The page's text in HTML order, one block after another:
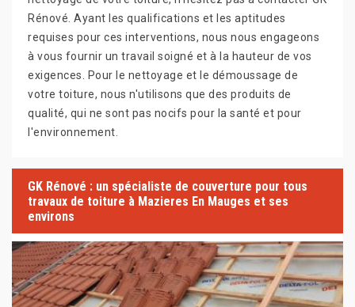
Rénové. Ayant les qualifications et les aptitudes
requises pour ces interventions, nous nous engageons
à vous fournir un travail soigné et à la hauteur de vos
exigences. Pour le nettoyage et le démoussage de
votre toiture, nous n'utilisons que des produits de
qualité, qui ne sont pas nocifs pour la santé et pour
l'environnement.
GK Rénové : un spécialiste de couverture pour tous
travaux de toiture à Mazieres En Mauges et ses
environs